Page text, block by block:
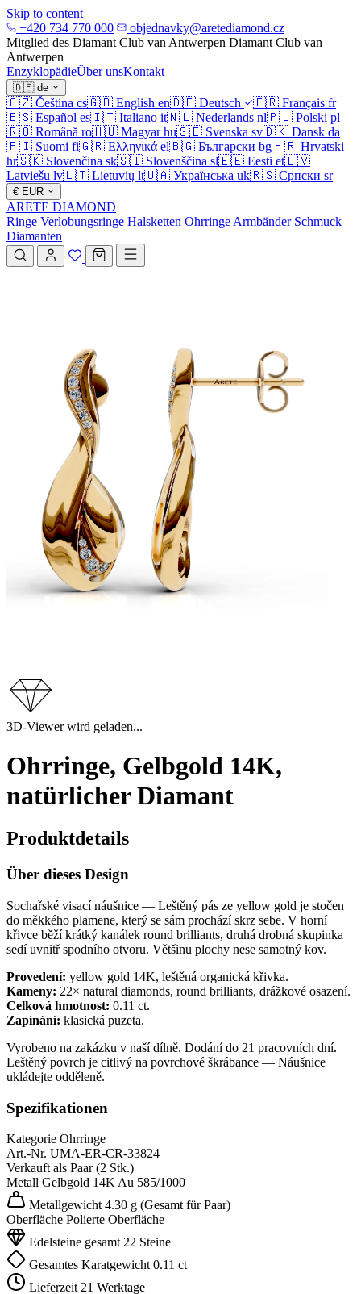
Skip to content
+420 734 770 000
objednavky@aretediamond.cz
Mitglied des Diamant Club van Antwerpen Diamant Club van
Antwerpen
EnzyklopädieÜber unsKontakt
🇩🇪 de
🇨🇿 Čeština cs🇬🇧 English en🇩🇪 Deutsch 🇫🇷 Français fr
🇪🇸 Español es🇮🇹 Italiano it🇳🇱 Nederlands nl🇵🇱 Polski pl
🇷🇴 Română ro🇭🇺 Magyar hu🇸🇪 Svenska sv🇩🇰 Dansk da
🇫🇮 Suomi fi🇬🇷 Ελληνικά el🇧🇬 Български bg🇭🇷 Hrvatski
hr🇸🇰 Slovenčina sk🇸🇮 Slovenščina sl🇪🇪 Eesti et🇱🇻
Latviešu lv🇱🇹 Lietuvių lt🇺🇦 Українська uk🇷🇸 Српски sr
€ EUR
ARETE DIAMOND
Ringe Verlobungsringe Halsketten Ohrringe Armbänder Schmuck
Diamanten
3D-Viewer wird geladen...
Ohrringe, Gelbgold 14K,
natürlicher Diamant
Produktdetails
Über dieses Design
Sochařské visací náušnice — Leštěný pás ze yellow gold je stočen
do měkkého plamene, který se sám prochází skrz sebe. V horní
křivce běží krátký kanálek round brilliants, druhá drobná skupinka
sedí uvnitř spodního otvoru. Většinu plochy nese samotný kov.
Provedení: yellow gold 14K, leštěná organická křivka.
Kameny: 22× natural diamonds, round brilliants, drážkové osazení.
Celková hmotnost: 0.11 ct.
Zapínání: klasická puzeta.
Vyrobeno na zakázku v naší dílně. Dodání do 21 pracovních dní.
Leštěný povrch je citlivý na povrchové škrábance — Náušnice
ukládejte odděleně.
Spezifikationen
Kategorie Ohrringe
Art.-Nr. UMA-ER-CR-33824
Verkauft als Paar (2 Stk.)
Metall Gelbgold 14KAu 585/1000
Metallgewicht 4.30 g (Gesamt für Paar)
Oberfläche Polierte Oberfläche
Edelsteine gesamt 22 Steine
Gesamtes Karatgewicht 0.11 ct
Lieferzeit 21 Werktage